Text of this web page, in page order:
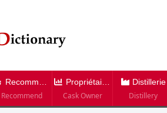
Recommandation
Recommend
Propriétaire de tonneau
Cask Owner
Distillerie
Distillery